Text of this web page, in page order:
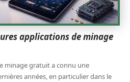
applications de minage
minage gratuit a connu une
années, en particulier dans le